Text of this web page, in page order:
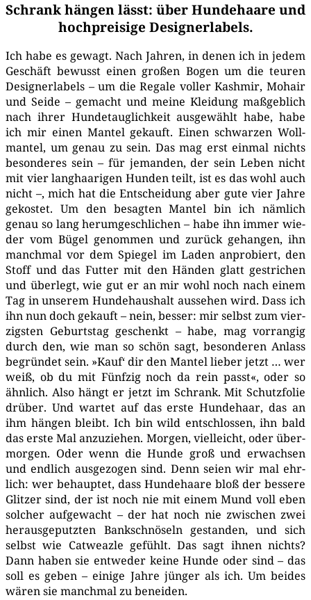
Schrank hängen lässt: über Hundehaare und
hochpreisige Designerlabels.
Ich habe es gewagt. Nach Jah­ren, in denen ich in jedem
Geschäft bewusst einen gro­ßen Bogen um die teu­ren
Desi­gner­la­bels – um die Rega­le vol­ler Kash­mir, Mohair
und Sei­de – gemacht und mei­ne Klei­dung maß­geb­lich
nach ihrer Hun­de­taug­lich­keit aus­ge­wählt habe, habe
ich mir einen Man­tel gekauft. Einen schwar­zen Woll­
man­tel, um genau zu sein. Das mag erst ein­mal nichts
beson­de­res sein – für jeman­den, der sein Leben nicht
mit vier lang­haa­ri­gen Hun­den teilt, ist es das wohl auch
nicht –, mich hat die Ent­schei­dung aber gute vier Jah­re
gekos­tet. Um den besag­ten Man­tel bin ich näm­lich
genau so lang her­um­ge­schli­chen – habe ihn immer wie­
der vom Bügel genom­men und zurück gehan­gen, ihn
manch­mal vor dem Spie­gel im Laden anpro­biert, den
Stoff und das Fut­ter mit den Hän­den glatt gestri­chen
und über­legt, wie gut er an mir wohl noch nach einem
Tag in unse­rem Hun­de­haus­halt aus­se­hen wird. Dass ich
ihn nun doch gekauft – nein, bes­ser: mir selbst zum vier­
zigs­ten Geburts­tag geschenkt – habe, mag vor­ran­gig
durch den, wie man so schön sagt, beson­de­ren Anlass
begrün­det sein. »Kauf‘ dir den Man­tel lie­ber jetzt … wer
weiß, ob du mit Fünf­zig noch da rein passt«, oder so
ähn­lich. Also hängt er jetzt im Schrank. Mit Schutz­fo­lie
drü­ber. Und war­tet auf das ers­te Hun­de­haar, das an
ihm hän­gen bleibt. Ich bin wild ent­schlos­sen, ihn bald
das ers­te Mal anzu­zie­hen. Mor­gen, viel­leicht, oder über­
mor­gen. Oder wenn die Hun­de groß und erwach­sen
und end­lich aus­ge­zo­gen sind. Denn sei­en wir mal ehr­
lich: wer behaup­tet, dass Hun­de­haa­re bloß der bes­se­re
Glit­zer sind, der ist noch nie mit einem Mund voll eben
sol­cher auf­ge­wacht – der hat noch nie zwi­schen zwei
her­aus­ge­putz­ten Bank­schnö­seln gestan­den, und sich
selbst wie Cat­weaz­le gefühlt. Das sagt ihnen nichts?
Dann haben sie ent­we­der kei­ne Hun­de oder sind – das
soll es geben – eini­ge Jah­re jün­ger als ich. Um bei­des
wären sie manch­mal zu beneiden.